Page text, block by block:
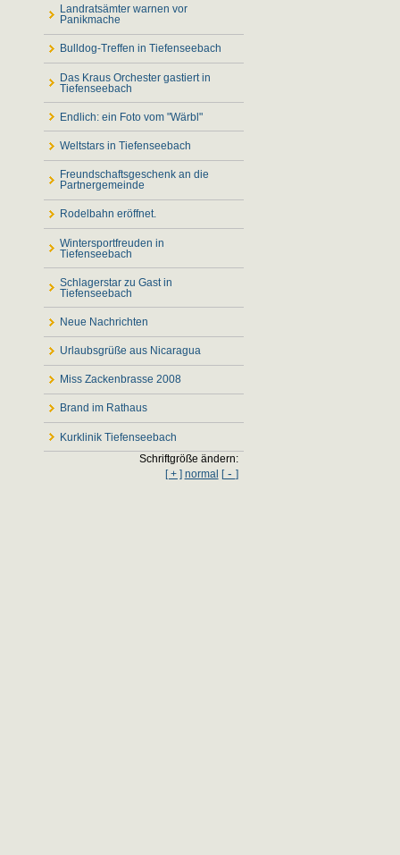
Landratsämter warnen vor
Panikmache
Bulldog-Treffen in Tiefenseebach
Das Kraus Orchester gastiert in
Tiefenseebach
Endlich: ein Foto vom "Wärbl"
Weltstars in Tiefenseebach
Freundschaftsgeschenk an die
Partnergemeinde
Rodelbahn eröffnet.
Wintersportfreuden in
Tiefenseebach
Schlagerstar zu Gast in
Tiefenseebach
Neue Nachrichten
Urlaubsgrüße aus Nicaragua
Miss Zackenbrasse 2008
Brand im Rathaus
Kurklinik Tiefenseebach
Schriftgröße ändern:
[ + ] normal [- ]